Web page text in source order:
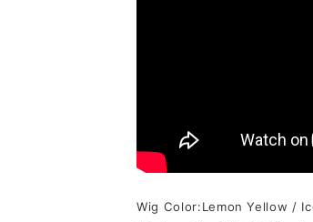
Wig Color:Lemon Yellow /